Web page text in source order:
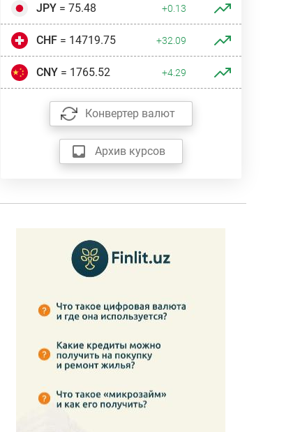
JPY= 75.48 +0.13
CHF= 14719.75 +32.09
CNY= 1765.52 +4.29
Конвертер валют
Архив курсов